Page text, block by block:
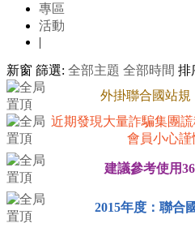
專區
活動
|
新窗 篩選: 全部主題 全部時間 排
外掛聯合國站
近期發現大量詐騙集團
會員小心謹
建議參考使用
2015年度：聯合